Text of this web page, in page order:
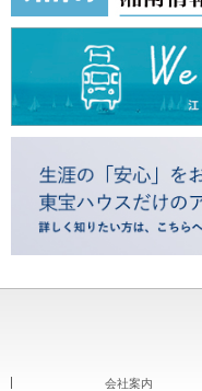
会社案内